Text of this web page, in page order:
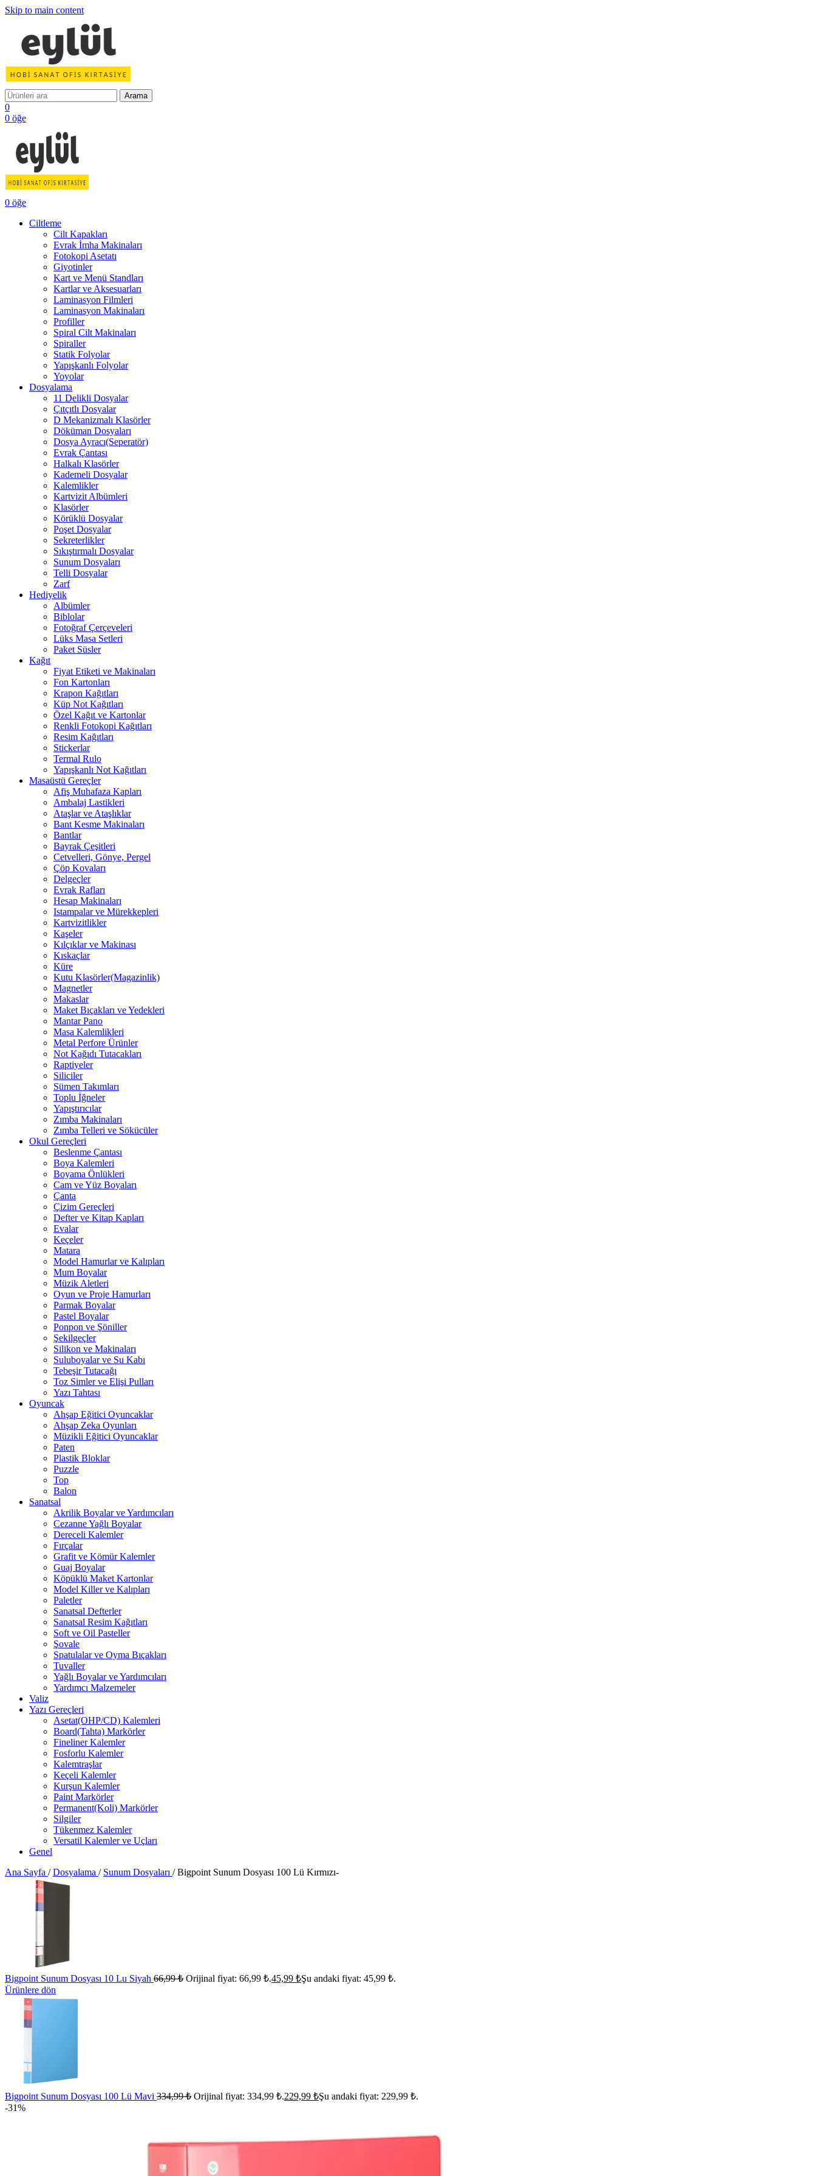
Skip to main content
Arama
0
0 öğe
0 öğe
Ciltleme
Cilt Kapakları
Evrak İmha Makinaları
Fotokopi Asetatı
Giyotinler
Kart ve Menü Standları
Kartlar ve Aksesuarları
Laminasyon Filmleri
Laminasyon Makinaları
Profiller
Spiral Cilt Makinaları
Spiraller
Statik Folyolar
Yapışkanlı Folyolar
Yoyolar
Dosyalama
11 Delikli Dosyalar
Çıtçıtlı Dosyalar
D Mekanizmalı Klasörler
Döküman Dosyaları
Dosya Ayracı(Seperatör)
Evrak Çantası
Halkalı Klasörler
Kademeli Dosyalar
Kalemlikler
Kartvizit Albümleri
Klasörler
Körüklü Dosyalar
Poşet Dosyalar
Sekreterlikler
Sıkıştırmalı Dosyalar
Sunum Dosyaları
Telli Dosyalar
Zarf
Hediyelik
Albümler
Biblolar
Fotoğraf Çerçeveleri
Lüks Masa Setleri
Paket Süsler
Kağıt
Fiyat Etiketi ve Makinaları
Fon Kartonları
Krapon Kağıtları
Küp Not Kağıtları
Özel Kağıt ve Kartonlar
Renkli Fotokopi Kağıtları
Resim Kağıtları
Stickerlar
Termal Rulo
Yapışkanlı Not Kağıtları
Masaüstü Gereçler
Afiş Muhafaza Kapları
Ambalaj Lastikleri
Ataşlar ve Ataşlıklar
Bant Kesme Makinaları
Bantlar
Bayrak Çeşitleri
Cetvelleri, Gönye, Pergel
Çöp Kovaları
Delgeçler
Evrak Rafları
Hesap Makinaları
Istampalar ve Mürekkepleri
Kartvizitlikler
Kaşeler
Kılçıklar ve Makinası
Kıskaçlar
Küre
Kutu Klasörler(Magazinlik)
Magnetler
Makaslar
Maket Bıçakları ve Yedekleri
Mantar Pano
Masa Kalemlikleri
Metal Perfore Ürünler
Not Kağıdı Tutacakları
Raptiyeler
Siliciler
Sümen Takımları
Toplu İğneler
Yapıştırıcılar
Zımba Makinaları
Zımba Telleri ve Sökücüler
Okul Gereçleri
Beslenme Çantası
Boya Kalemleri
Boyama Önlükleri
Cam ve Yüz Boyaları
Çanta
Çizim Gereçleri
Defter ve Kitap Kapları
Evalar
Keçeler
Matara
Model Hamurlar ve Kalıpları
Mum Boyalar
Müzik Aletleri
Oyun ve Proje Hamurları
Parmak Boyalar
Pastel Boyalar
Ponpon ve Şöniller
Şekilgeçler
Silikon ve Makinaları
Suluboyalar ve Su Kabı
Tebeşir Tutacağı
Toz Simler ve Elişi Pulları
Yazı Tahtası
Oyuncak
Ahşap Eğitici Oyuncaklar
Ahşap Zeka Oyunları
Müzikli Eğitici Oyuncaklar
Paten
Plastik Bloklar
Puzzle
Top
Balon
Sanatsal
Akrilik Boyalar ve Yardımcıları
Cezanne Yağlı Boyalar
Dereceli Kalemler
Fırçalar
Grafit ve Kömür Kalemler
Guaj Boyalar
Köpüklü Maket Kartonlar
Model Killer ve Kalıpları
Paletler
Sanatsal Defterler
Sanatsal Resim Kağıtları
Soft ve Oil Pasteller
Şovale
Spatulalar ve Oyma Bıçakları
Tuvaller
Yağlı Boyalar ve Yardımcıları
Yardımcı Malzemeler
Valiz
Yazı Gereçleri
Asetat(OHP/CD) Kalemleri
Board(Tahta) Markörler
Fineliner Kalemler
Fosforlu Kalemler
Kalemtraşlar
Keçeli Kalemler
Kurşun Kalemler
Paint Markörler
Permanent(Koli) Markörler
Silgiler
Tükenmez Kalemler
Versatil Kalemler ve Uçları
Genel
Ana Sayfa / Dosyalama / Sunum Dosyaları / Bigpoint Sunum Dosyası 100 Lü Kırmızı-
Bigpoint Sunum Dosyası 10 Lu Siyah 66,99₺ Orijinal fiyat: 66,99 ₺.45,99 ₺Şu andaki fiyat: 45,99 ₺.
Ürünlere dön
Bigpoint Sunum Dosyası 100 Lü Mavi 334,99₺ Orijinal fiyat: 334,99 ₺.229,99 ₺Şu andaki fiyat: 229,99 ₺.
-31%